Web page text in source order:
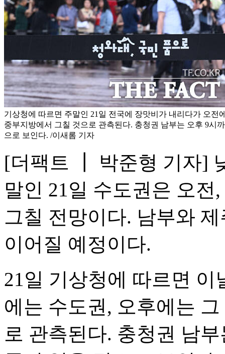
기상청에 따르면 주말인 21일 전국에 장맛비가 내리다가 오전
중부지방에서 그칠 것으로 관측된다. 충청권 남부는 오후 9시
으로 보인다. /이새롬 기자
[더팩트 ┃ 박준형 기자]
말인 21일 수도권은 오
그칠 전망이다. 남부와
이어질 예정이다.
21일 기상청에 따르면
에는 수도권, 오후에는
로 관측된다. 충청권 남